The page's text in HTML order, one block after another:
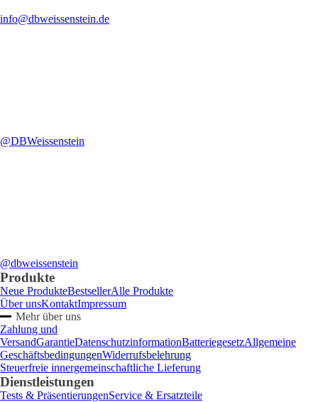
info@dbweissenstein.de
@DBWeissenstein
@dbweissenstein
Produkte
Neue ProdukteBestsellerAlle Produkte
Über unsKontaktImpressum
Mehr über uns
Zahlung und
VersandGarantieDatenschutzinformationBatteriegesetzAllgemeine
GeschäftsbedingungenWiderrufsbelehrung
Steuerfreie innergemeinschaftliche Lieferung
Dienstleistungen
Tests & PräsentierungenService & Ersatzteile